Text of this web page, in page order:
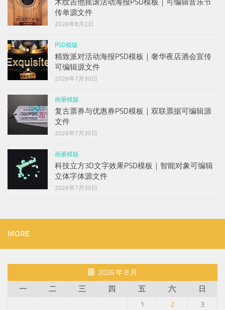
传单源文件
2026年8月2日
PSD模版
精致派对活动海报PSD模板｜奢华夜店酒会宣传
可编辑源文件
2026年7月30日
画册模版
复古票券与优惠券PSD模板｜双联票据可编辑源
文件
2026年7月30日
画册模版
科技立方3D文字效果PSD模板｜智能对象可编辑
立体字体源文件
2026年7月30日
MORE
2026 年 8 月
一
二 三 四 五 六
日
1
2
3